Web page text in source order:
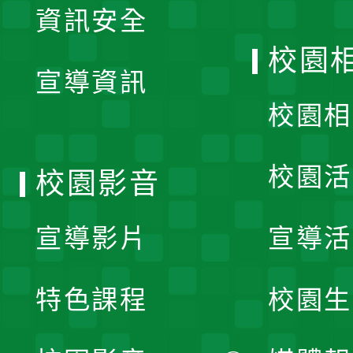
資訊安全
宣導資訊
校園
校園
校園
宣導
校園
校園影音
宣導影片
特色課程